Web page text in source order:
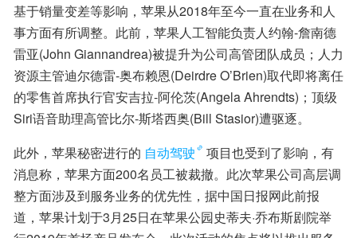
基于销量变差等影响，苹果从2018年至今一直在业务和人
事方面有所调整。此前，苹果人工智能负责人约翰-詹南德
雷亚(John Giannandrea)被提升为公司高管团队成员；人力
资源主管迪尔德雷-奥布赖恩(Deirdre O’Brien)取代即将离任
的零售首席执行官安吉拉-阿伦茨(Angela Ahrendts)；顶级
Siri语音助理高管比尔-斯塔西奥(Bill Stasior)遭驱逐。
此外，苹果秘密进行的 自动驾驶
项目也受到了影响，有
消息称，苹果方面200名员工被裁撤。此次苹果公司高层调
整方面涉及到服务业务的优先性，据中国日报网此前报
道，苹果计划于3月25日在苹果公园史蒂夫·乔布斯剧院举